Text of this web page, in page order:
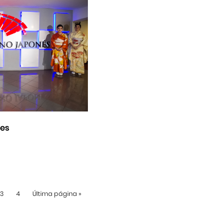
3 4 Última página »